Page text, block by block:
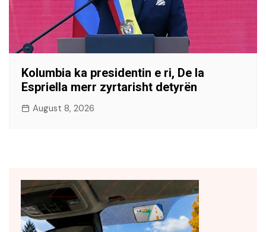
Kolumbia ka presidentin e ri, De la
Espriella merr zyrtarisht detyrën
August 8, 2026